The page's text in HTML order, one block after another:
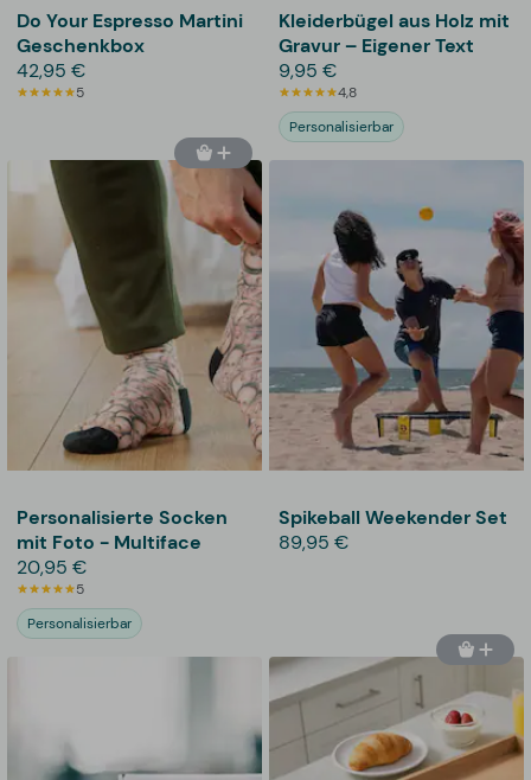
Do Your Espresso Martini
Geschenkbox
42,95 €
5
Kleiderbügel aus Holz mit
Gravur – Eigener Text
9,95 €
4,8
Personalisierbar
Personalisierte Socken
mit Foto - Multiface
20,95 €
5
Personalisierbar
Spikeball Weekender Set
89,95 €